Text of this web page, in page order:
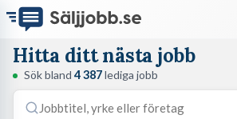
Hitta ditt nästa jobb
Sök bland 4 387lediga jobb